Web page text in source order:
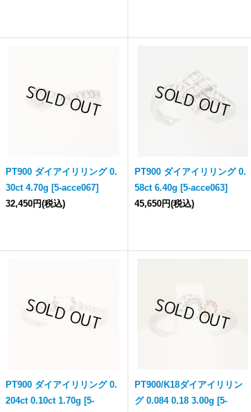
PT900 ダイアイリリング 0.
30ct 4.70g [5-acce067]
32,450円(税込)
PT900 ダイアイリリング 0.
58ct 6.40g [5-acce063]
45,650円(税込)
PT900 ダイアイリリング 0.
204ct 0.10ct 1.70g [5-
PT900/K18ダイアイリリン
グ 0.084 0.18 3.00g [5-